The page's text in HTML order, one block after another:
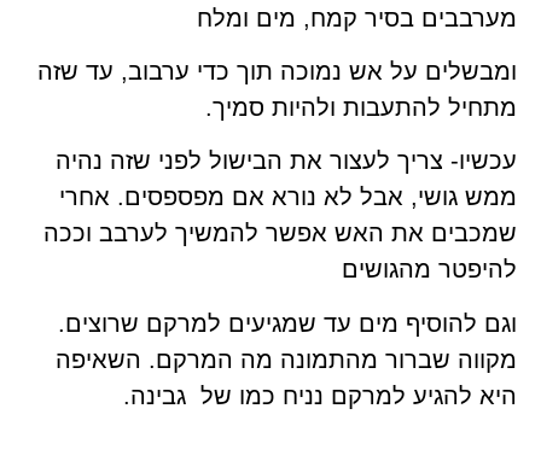
מערבבים בסיר קמח, מים ומלח
ומבשלים על אש נמוכה תוך כדי ערבוב, עד שזה
מתחיל להתעבות ולהיות סמיך.
עכשיו- צריך לעצור את הבישול לפני שזה נהיה
ממש גושי, אבל לא נורא אם מפספסים. אחרי
שמכבים את האש אפשר להמשיך לערבב וככה
להיפטר מהגושים
וגם להוסיף מים עד שמגיעים למרקם שרוצים.
מקווה שברור מהתמונה מה המרקם. השאיפה
היא להגיע למרקם נניח כמו של גבינה.